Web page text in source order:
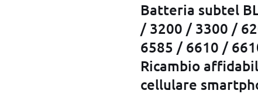
Batteria subtel
/ 3200 / 3300 /
6585 / 6610 /
Ricambio
cellulare